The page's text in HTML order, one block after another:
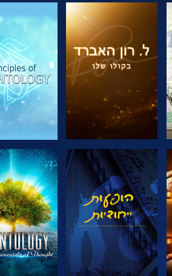
בדוק את הסדרה צפה